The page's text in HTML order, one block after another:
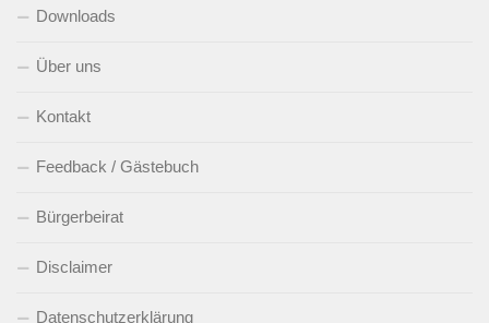
Downloads
Über uns
Kontakt
Feedback / Gästebuch
Bürgerbeirat
Disclaimer
Datenschutzerklärung